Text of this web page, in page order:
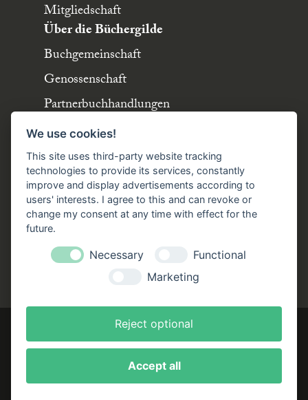
Mitgliedschaft
Über die Büchergilde
Buchgemeinschaft
Genossenschaft
Partnerbuchhandlungen
Büchergilde online
Stellenangebote
Folgen Sie uns!
FacebookInstagramYouTubeTikTok
Zustellung durch:
Impressum
We use cookies!
This site uses third-party website tracking
technologies to provide its services, constantly
improve and display advertisements according to
users' interests. I agree to this and can revoke or
change my consent at any time with effect for the
future.
Necessary
Functional
Marketing
Reject optional
Accept all